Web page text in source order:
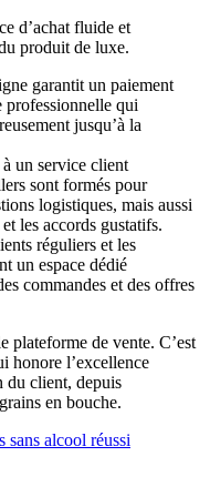
d’achat fluide et
produit de luxe.
garantit un paiement
professionnelle qui
jusqu’à la
à un service client
sont formés pour
logistiques, mais aussi
les accords gustatifs.
réguliers et les
un espace dédié
commandes et des offres
plateforme de vente. C’est
honore l’excellence
du client, depuis
en bouche.
sans alcool réussi